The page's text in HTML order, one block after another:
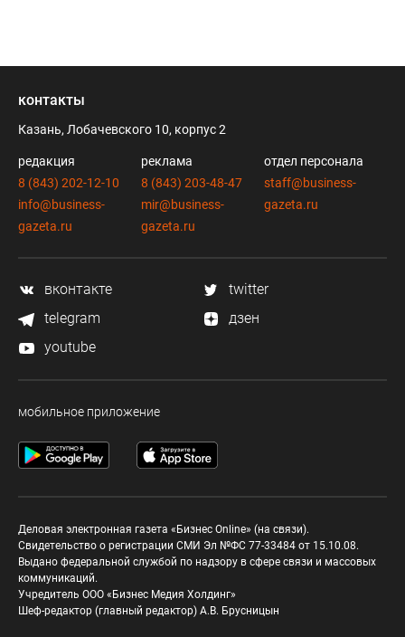
контакты
Казань, Лобачевского 10, корпус 2
редакция
8 (843) 202-12-10
info@business-
gazeta.ru
реклама
8 (843) 203-48-47
mir@business-
gazeta.ru
отдел персонала
staff@business-
gazeta.ru
вконтакте
twitter
telegram
дзен
youtube
мобильное приложение
Деловая электронная газета «Бизнес Online» (на связи).
Свидетельство о регистрации СМИ Эл №ФС 77-33484 от 15.10.08.
Выдано федеральной службой по надзору в сфере связи и массовых
коммуникаций.
Учредитель ООО «Бизнес Медия Холдинг»
Шеф-редактор (главный редактор) А.В. Брусницын